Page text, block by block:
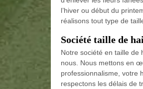
l’hiver ou début du
réalisons tout type de
Société taille de
Notre société en taille de
nous. Nous mettons en
professionnalisme, votre
respectons les délais de